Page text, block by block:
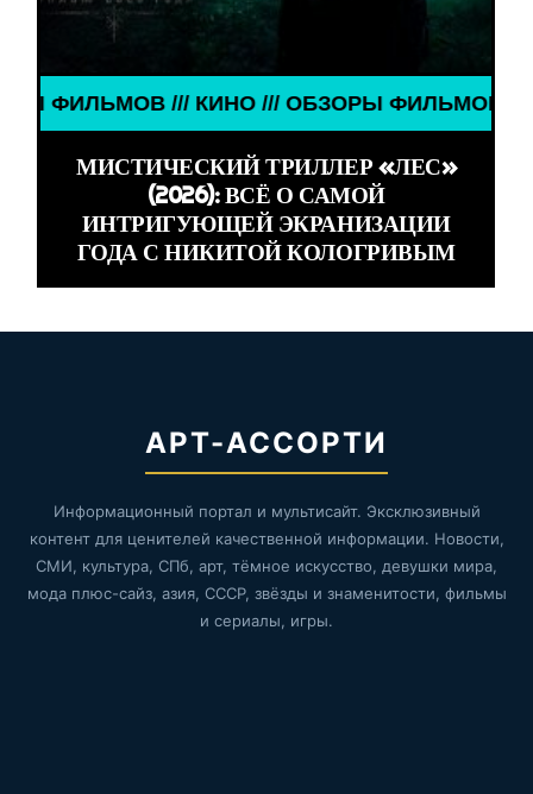
КИНО /// ОБЗОРЫ ФИЛЬМОВ /// КИНО ///
МИСТИЧЕСКИЙ ТРИЛЛЕР «ЛЕС»
(2026): ВСЁ О САМОЙ
ИНТРИГУЮЩЕЙ ЭКРАНИЗАЦИИ
ГОДА С НИКИТОЙ КОЛОГРИВЫМ
АРТ-АССОРТИ
Информационный портал и мультисайт. Эксклюзивный
контент для ценителей качественной информации. Новости,
СМИ, культура, СПб, арт, тёмное искусство, девушки мира,
мода плюс-сайз, азия, СССР, звёзды и знаменитости, фильмы
и сериалы, игры.